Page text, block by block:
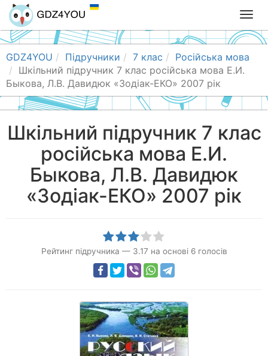
T
o
g
g
n
a
i
GDZ4YOU Підручники 7 клас
Російська мова
Шкільний підручник 7 клас російська мова Е.И.
Быкова, Л.В. Давидюк «Зодіак-ЕКО» 2007 рік
Шкільний підручник 7 клас
російська мова Е.И.
Быкова, Л.В. Давидюк
«Зодіак-ЕКО» 2007 рік
Рейтинг підручника — 3.17 на основі 6голосів